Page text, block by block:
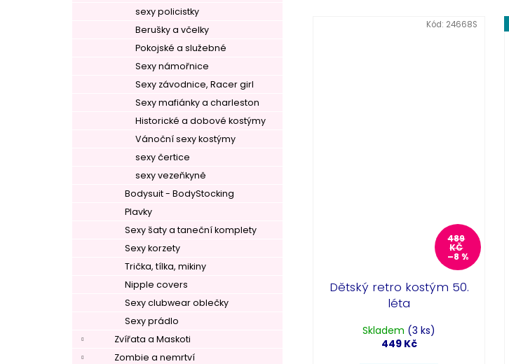
sexy policistky
Berušky a včelky
Pokojské a služebné
Sexy námořnice
Sexy závodnice, Racer girl
Sexy mafiánky a charleston
Historické a dobové kostýmy
Vánoční sexy kostýmy
sexy čertice
sexy vezeňkyně
Bodysuit - BodyStocking
Plavky
Sexy šaty a taneční komplety
Sexy korzety
Trička, tílka, mikiny
Nipple covers
Sexy clubwear oblečky
Sexy prádlo
Zvířata a Maskoti
Zombie a nemrtví
489
KČ
–8 %
Dětský retro kostým 50.
léta
Skladem (3 ks)
449 Kč
Kód: 24668S